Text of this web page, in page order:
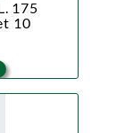
175
10